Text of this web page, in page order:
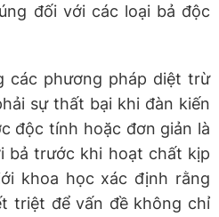
đối với các loại bả độc
các phương pháp diệt trừ
sự thất bại khi đàn kiến
độc tính hoặc đơn giản là
bả trước khi hoạt chất kịp
khoa học xác định rằng
triệt để vấn đề không chỉ